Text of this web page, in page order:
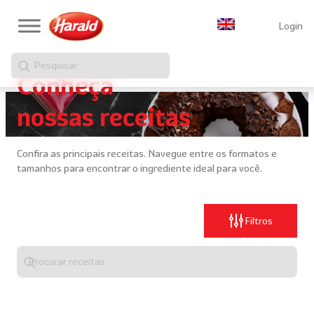
Login
Pesquisar
Conheça
nossas receitas
Confira as principais receitas. Navegue entre os formatos e
tamanhos para encontrar o ingrediente ideal para você.
Filtros
Digite
algo
para